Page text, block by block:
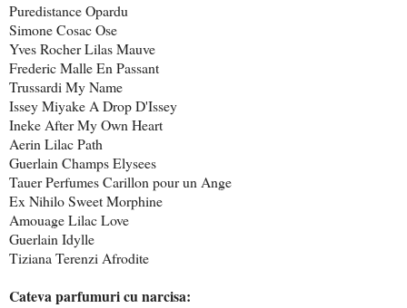
Puredistance Opardu
Simone Cosac Ose
Yves Rocher Lilas Mauve
Frederic Malle En Passant
Trussardi My Name
Issey Miyake A Drop D'Issey
Ineke After My Own Heart
Aerin Lilac Path
Guerlain Champs Elysees
Tauer Perfumes Carillon pour un Ange
Ex Nihilo Sweet Morphine
Amouage Lilac Love
Guerlain Idylle
Tiziana Terenzi Afrodite
Cateva parfumuri cu narcisa: